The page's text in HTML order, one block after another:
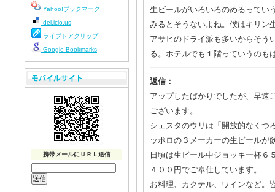
生ビールがいろいろのめるってい
みるとそうないよね。僕はキリン
アサヒのドライ派も多いからそう
る。ホテルでも１階っていうのも
返信：
アップしたばかりでしたが、早速
ございます。
シェスタのウリは「開放的なくつ
ッポロの３メーカーの生ビールが
日頃は生ビール中ジョッキ一杯６
４００円でご奉仕しています。
お料理、カクテル、ワインなど。
Yahoo!ブックマーク
del.icio.us
ライブドアクリップ
Google Bookmarks
携帯メールにＵＲＬ送信